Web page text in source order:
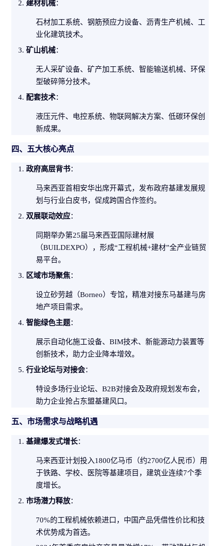
建材机械：
石材加工系统、钢筋预应力设备、沥青生产机械、工
业化建筑技术。
矿山机械：
无人采矿设备、矿产加工系统、智能输送机械、 环保
型破碎筛分技术。
配套技术：
液压元件、电控系统、物联网解决方案、低碳环保创
新成果。
四、五大核心亮点
政府高层背书：
马来西亚首相安华出席开幕式，发布政府基建发展规
划与行业白皮书，促成跨国合作签约。
双展联动效应：
同期举办第25届马来西亚国际建材展
（BUILDEXPO），形成“工程机械+建材”全产业链贸
易平台。
区域市场聚焦：
设立砂劳越（Borneo）专馆，精准对接东马基建与房
地产项目需求。
智能绿色主题：
展示自动化施工设备、BIM技术、新能源动力装置等
创新技术，助力企业降本增效。
行业论坛与对接会：
特设多场行业论坛、B2B对接会及政府规划发布会，
助力企业抢占东盟基建风口。
五、市场需求与战略机遇
基建爆发式增长：
马来西亚计划投入1800亿马币（约2700亿人民币）用
于铁路、学校、医院等基建项目，建筑业连续7个季
度增长。
市场潜力释放：
70%的工程机械依赖进口，中国产品凭借性价比和技
术优势成为首选。